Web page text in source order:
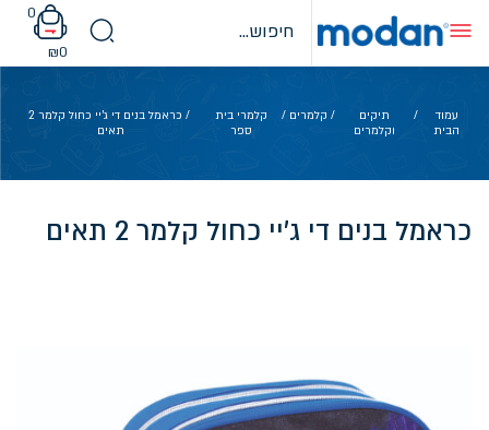
content
0
₪0
עמוד
הבית
/
תיקים
וקלמרים
/ קלמרים /
קלמרי בית
ספר
/ כראמל בנים די ג'יי כחול קלמר 2
תאים
כראמל בנים די ג'יי כחול קלמר 2 תאים